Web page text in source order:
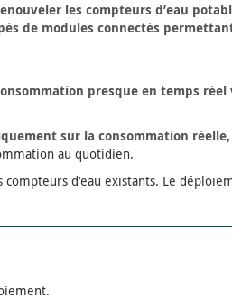
les compteurs d’eau
de modules connectés
presque en temps réel
sur la consommation
au quotidien.
d’eau existants. Le